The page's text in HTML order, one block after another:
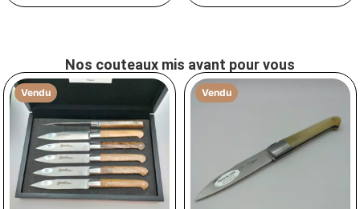
Nos couteaux mis avant pour vous
Vendu Vendu